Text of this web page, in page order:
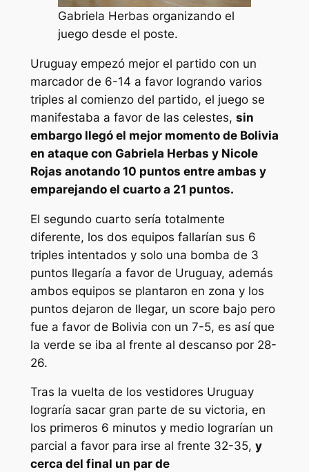
Gabriela Herbas organizando el
juego desde el poste.
Uruguay empezó mejor el partido con un
marcador de 6-14 a favor logrando varios
triples al comienzo del partido, el juego se
manifestaba a favor de las celestes, sin
embargo llegó el mejor momento de Bolivia
en ataque con Gabriela Herbas y Nicole
Rojas anotando 10 puntos entre ambas y
emparejando el cuarto a 21 puntos.
El segundo cuarto sería totalmente
diferente, los dos equipos fallarían sus 6
triples intentados y solo una bomba de 3
puntos llegaría a favor de Uruguay, además
ambos equipos se plantaron en zona y los
puntos dejaron de llegar, un score bajo pero
fue a favor de Bolivia con un 7-5, es así que
la verde se iba al frente al descanso por 28-
26.
Tras la vuelta de los vestidores Uruguay
lograría sacar gran parte de su victoria, en
los primeros 6 minutos y medio lograrían un
parcial a favor para irse al frente 32-35, y
cerca del final un par de